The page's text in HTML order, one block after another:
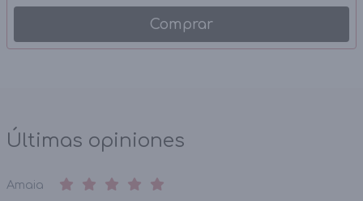
Comprar
Últimas opiniones
Amaia